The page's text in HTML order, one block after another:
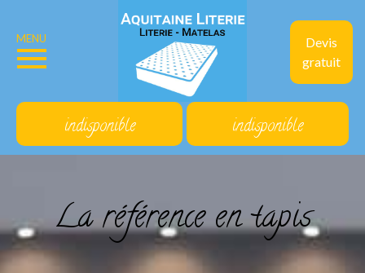
Devis
gratuit
MENU
indisponible indisponible
La référence en tapis